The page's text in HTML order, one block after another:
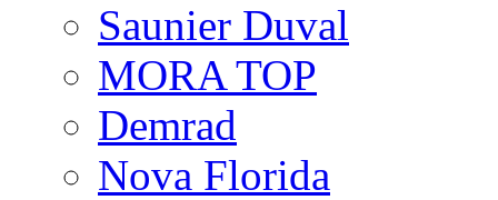
Saunier Duval
MORA TOP
Demrad
Nova Florida